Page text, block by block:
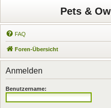
Pets &
FAQ
Foren-Übersicht
Anmelden
Benutzername: